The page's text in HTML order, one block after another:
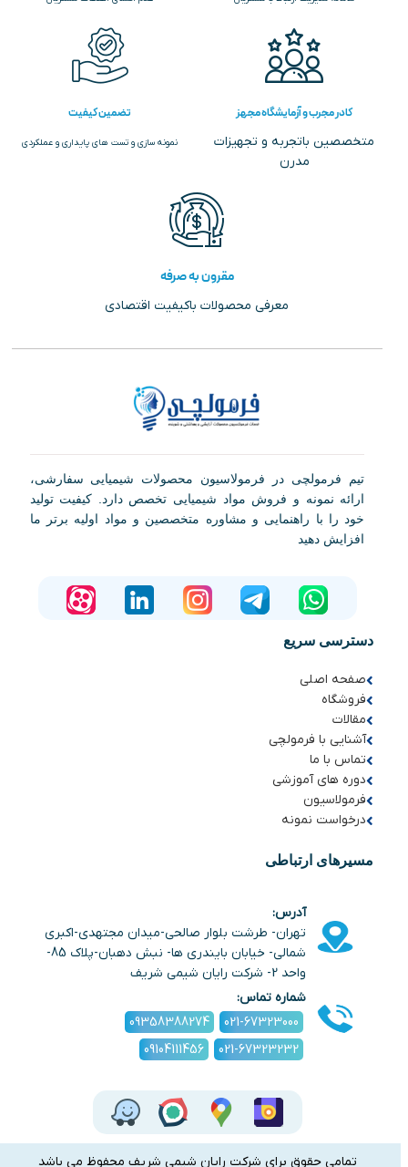
کادر مجرب و آزمایشگاه مجهز
متخصصین باتجربه و تجهیزات
مدرن
تضمین کیفیت
نمونه سازی و تست های پایداری و عملکردی
مقرون به صرفه
معرفی محصولات باکیفیت اقتصادی
تیم فرمولچی در فرمولاسیون محصولات شیمیایی سفارشی،
ارائه نمونه و فروش مواد شیمیایی تخصص دارد. کیفیت تولید
خود را با راهنمایی و مشاوره متخصصین و مواد اولیه برتر ما
افزایش دهید
دسترسی سریع
صفحه اصلی
فروشگاه
مقالات
آشنایی با فرمولچی
تماس با ما
دوره های آموزشی
فرمولاسیون
درخواست نمونه
مسیرهای ارتباطی
آدرس:
تهران- طرشت بلوار صالحی-میدان مجتهدی-اکبری
شمالی- خیابان بایندری ها- نبش دهبان-پلاک 85-
واحد 2- شرکت رایان شیمی شریف
شماره تماس:
021-67323000
09358388274
021-67323232
09104111456
تمامی حقوق برای شرکت رایان شیمی شریف محفوظ می باشد